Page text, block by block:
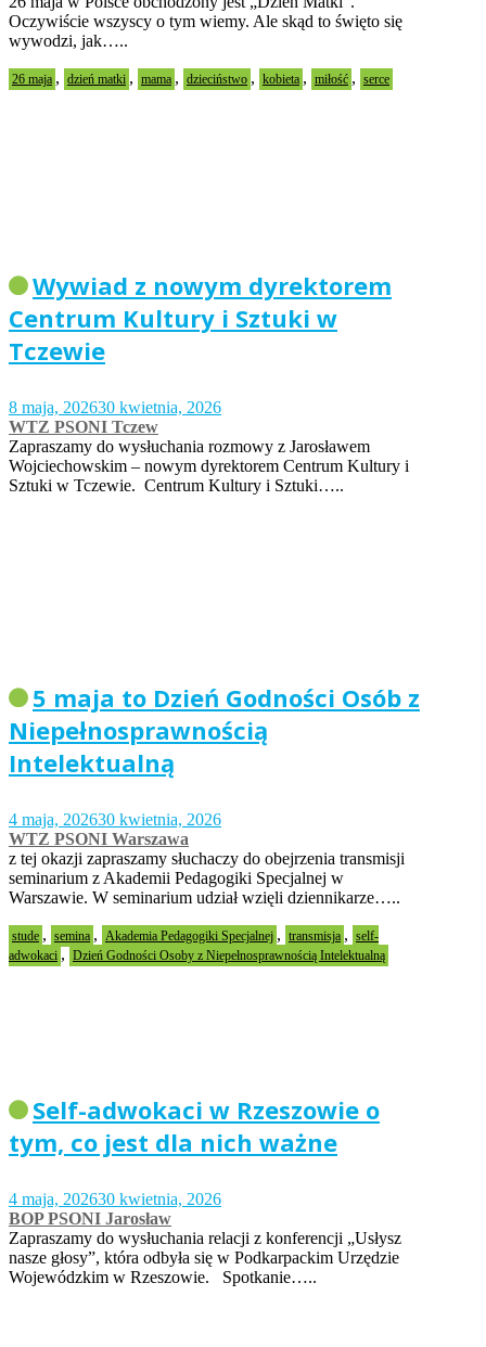
Oczywiście wszyscy o tym wiemy. Ale skąd to święto się
wywodzi, jak…..
26 maja , dzień matki , mama , dzieciństwo , kobieta , miłość , serce
Wywiad z nowym dyrektorem
Centrum Kultury i Sztuki w
Tczewie
8 maja, 202630 kwietnia, 2026
WTZ PSONI Tczew
Zapraszamy do wysłuchania rozmowy z Jarosławem
Wojciechowskim – nowym dyrektorem Centrum Kultury i
Sztuki w Tczewie. Centrum Kultury i Sztuki…..
5 maja to Dzień Godności Osób z
Niepełnosprawnością
Intelektualną
4 maja, 202630 kwietnia, 2026
WTZ PSONI Warszawa
z tej okazji zapraszamy słuchaczy do obejrzenia transmisji
seminarium z Akademii Pedagogiki Specjalnej w
Warszawie. W seminarium udział wzięli dziennikarze…..
stude , semina , Akademia Pedagogiki Specjalnej , transmisja , self-
adwokaci , Dzień Godności Osoby z Niepełnosprawnością Intelektualną
Self-adwokaci w Rzeszowie o
tym, co jest dla nich ważne
4 maja, 202630 kwietnia, 2026
BOP PSONI Jarosław
Zapraszamy do wysłuchania relacji z konferencji „Usłysz
nasze głosy”, która odbyła się w Podkarpackim Urzędzie
Wojewódzkim w Rzeszowie. Spotkanie…..